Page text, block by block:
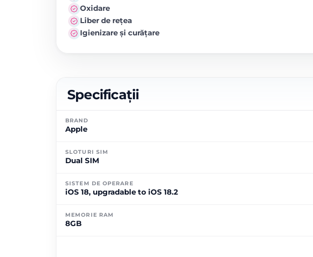
Oxidare
Liber de rețea
Igienizare și curățare
Specificații
BRAND
Apple
SLOTURI SIM
Dual SIM
SISTEM DE OPERARE
iOS 18, upgradable to iOS 18.2
MEMORIE RAM
8GB